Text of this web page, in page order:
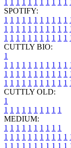
SPOTIFY:
1 1 1 1 1 1 1 1 1 1 1
1 1 1 1 1 1 1 1 1 1 1
1 1 1 1 1 1 1 1 1 1 1
CUTTLY BIO:
1
1 1 1 1 1 1 1 1 1 1 1
1 1 1 1 1 1 1 1 1 1 1
1 1 1 1 1 1 1 1 1 1 1
CUTTLY OLD:
1
1 1 1 1 1 1 1 1 1 1
MEDIUM:
1 1 1 1 1 1 1 1 1 1
1 1 1 1 1 1 1 1 1 1 1
1 1 1 1 1 1 1 1 1 1 1